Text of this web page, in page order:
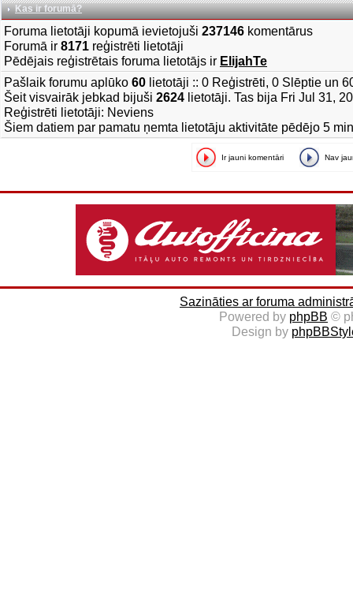
Kas ir forumā?
Foruma lietotāji kopumā ievietojuši 237146 komentārus
Forumā ir 8171 reģistrēti lietotāji
Pēdējais reģistrētais foruma lietotājs ir ElijahTe
Pašlaik forumu aplūko 60 lietotāji :: 0 Reģistrēti, 0 Slēptie un
Šeit visvairāk jebkad bijuši 2624 lietotāji. Tas bija Fri Jul 31,
Reģistrēti lietotāji: Neviens
Šiem datiem par pamatu ņemta lietotāju aktivitāte pēdējo 5
Ir jauni komentāri Nav
Sazināties ar foruma
Powered by phpBB ©
Design by